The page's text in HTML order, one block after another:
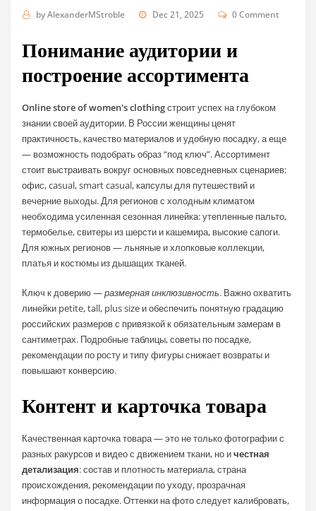
byAlexanderMStroble Dec 21, 2025 0 Comment
Понимание аудитории и
построение ассортимента
Online store of women's clothingстроит успех на глубоком
знании своей аудитории. В России женщины ценят
практичность, качество материалов и удобную посадку, а еще
— возможность подобрать образ “под ключ”. Ассортимент
стоит выстраивать вокруг основных повседневных сценариев:
офис, casual, smart casual, капсулы для путешествий и
вечерние выходы. Для регионов с холодным климатом
необходима усиленная сезонная линейка: утепленные пальто,
термобелье, свитеры из шерсти и кашемира, высокие сапоги.
Для южных регионов — льняные и хлопковые коллекции,
платья и костюмы из дышащих тканей.
Ключ к доверию —размерная инклюзивность. Важно охватить
линейки petite, tall, plus size и обеспечить понятную градацию
российских размеров с привязкой к обязательным замерам в
сантиметрах. Подробные таблицы, советы по посадке,
рекомендации по росту и типу фигуры снижает возвраты и
повышают конверсию.
Контент и карточка товара
Качественная карточка товара — это не только фотографии с
разных ракурсов и видео с движением ткани, но ичестная
детализация: состав и плотность материала, страна
происхождения, рекомендации по уходу, прозрачная
информация о посадке. Оттенки на фото следует калибровать,